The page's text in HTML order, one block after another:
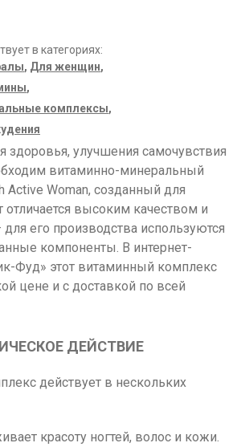
в категориях:
, Для женщин,
,
комплексы,
здоровья, улучшения самочувствия
витаминно-минеральный
Active Woman, созданный для
высоким качеством и
его производства используются
компоненты. В интернет-
Фуд» этот витаминный комплекс
цене и с доставкой по всей
ДЕЙСТВИЕ
действует в нескольких
красоту ногтей, волос и кожи.